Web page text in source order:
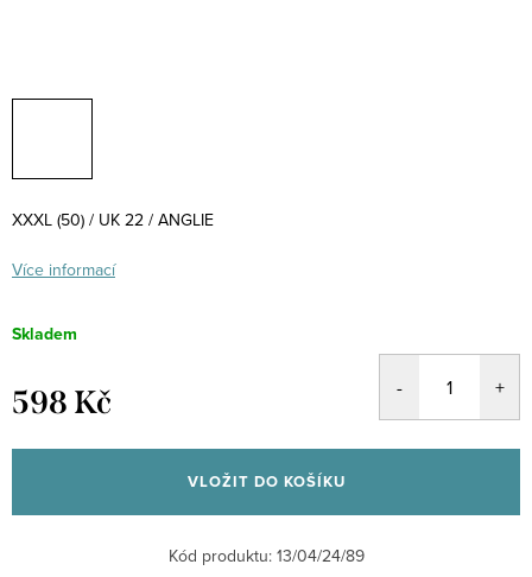
XXXL (50) / UK 22 / ANGLIE
Více informací
Skladem
598 Kč
cena:
VLOŽIT DO KOŠÍKU
Kód produktu: 13/04/24/89